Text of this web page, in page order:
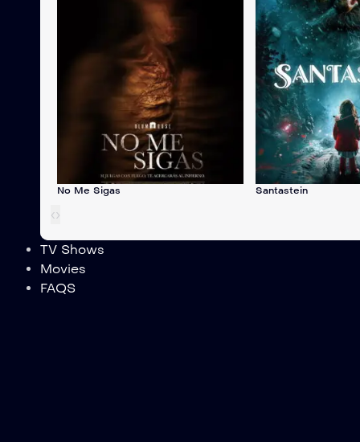
No Me Sigas Santastein
‹›
TV Shows
Movies
FAQS